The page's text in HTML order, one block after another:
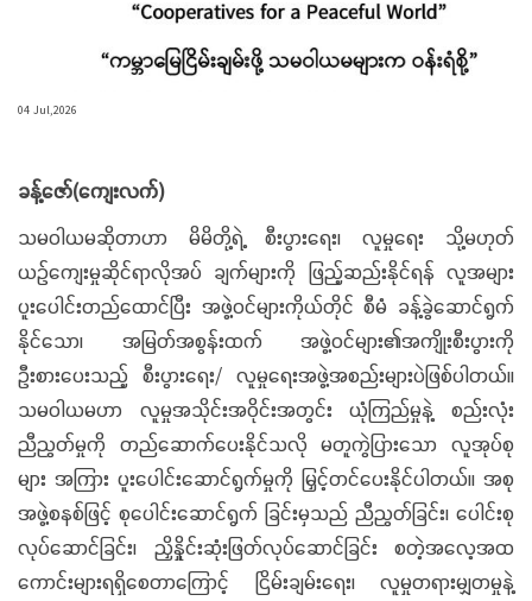
04 Jul,2026
ခန့်ဇော်(ကျေးလက်)
သမဝါယမဆိုတာဟာ မိမိတို့ရဲ့ စီးပွားရေး၊ လူမှုရေး သို့မဟုတ်
ယဉ်ကျေးမှုဆိုင်ရာလိုအပ် ချက်များကို ဖြည့်ဆည်းနိုင်ရန် လူအများ
ပူးပေါင်းတည်ထောင်ပြီး အဖွဲ့ဝင်များကိုယ်တိုင် စီမံ ခန့်ခွဲဆောင်ရွက်
နိုင်သော၊ အမြတ်အစွန်းထက် အဖွဲ့ဝင်များ၏အကျိုးစီးပွားကို
ဦးစားပေးသည့် စီးပွားရေး/ လူမှုရေးအဖွဲ့အစည်းများပဲဖြစ်ပါတယ်။
သမဝါယမဟာ လူမှုအသိုင်းအဝိုင်းအတွင်း ယုံကြည်မှုနဲ့ စည်းလုံး
ညီညွတ်မှုကို တည်ဆောက်ပေးနိုင်သလို မတူကွဲပြားသော လူအုပ်စု
များ အကြား ပူးပေါင်းဆောင်ရွက်မှုကို မြှင့်တင်ပေးနိုင်ပါတယ်။ အစု
အဖွဲ့စနစ်ဖြင့် စုပေါင်းဆောင်ရွက် ခြင်းမှသည် ညီညွတ်ခြင်း၊ ပေါင်းစု
လုပ်ဆောင်ခြင်း၊ ညှိနှိုင်းဆုံးဖြတ်လုပ်ဆောင်ခြင်း စတဲ့အလေ့အထ
ကောင်းများရရှိစေတာကြောင့် ငြိမ်းချမ်းရေး၊ လူမှုတရားမျှတမှုနဲ့